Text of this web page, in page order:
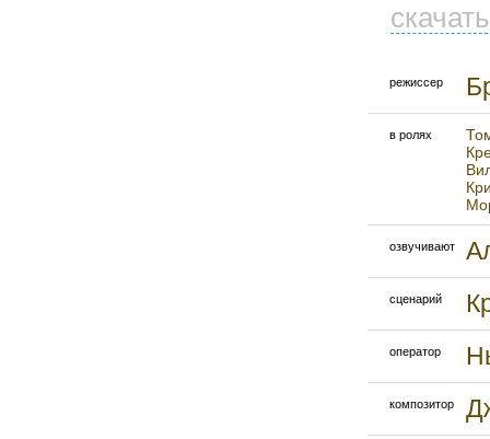
режиссер
в ролях
озвучивают
сценарий
оператор
композитор